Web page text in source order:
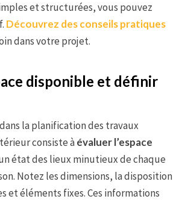
et structurées, vous pouvez
Découvrez des conseils pratiques
dans votre projet.
disponible et définir
la planification des travaux
consiste àévaluer l’espace
état des lieux minutieux de chaque
Notez les dimensions, la disposition
et éléments fixes. Ces informations